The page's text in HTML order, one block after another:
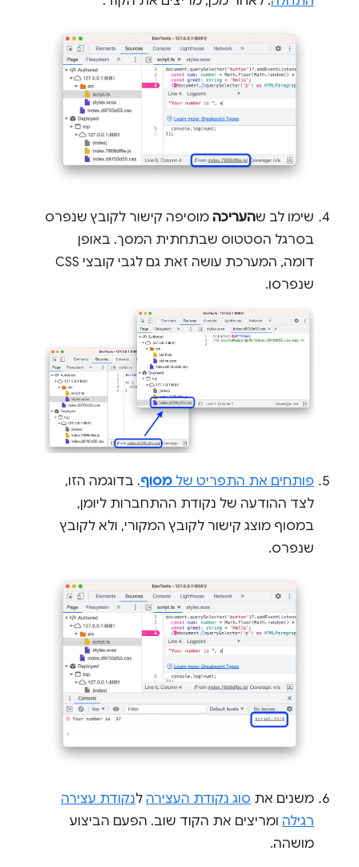
שימו לב שהעריכה מוסיפה קישור לקובץ שנפרס
בסרגל הסטטוס שבתחתית המסך. באופן
דומה, המערכת עושה זאת גם לגבי קובצי CSS
שנפרסו.
פותחים את התפריט של מסוף. בדוגמה הזו,
לצד ההודעה של נקודת ההתחברות ליומן,
במסוף מוצג קישור לקובץ המקורי, ולא לקובץ
שנפרס.
משנים את סוג נקודת העצירה לנקודת עצירה
רגילה ומריצים את הקוד שוב. הפעם הביצוע
מושהה.